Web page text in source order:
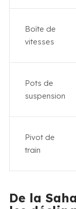
Boîte de
vitesses
Pots de
suspension
Pivot de
train
De la